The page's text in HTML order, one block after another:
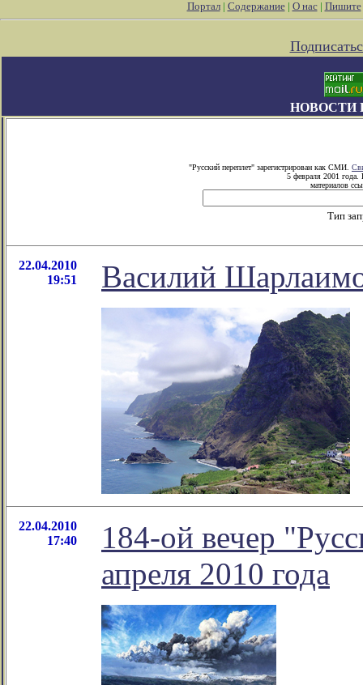
Портал| Содержание| О нас| Пишите
НОВОСТИ
"Русский переплет" зарегистрирован как СМИ.
5 февраля 2001 года.
материалов
Тип
22.04.2010
19:51
Василий
22.04.2010
17:40
184-ой вечер
апреля 2010 года